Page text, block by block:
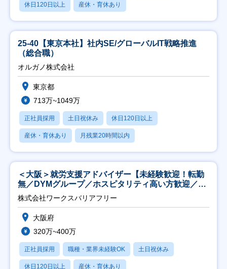
休日120日以上 産休・育休あり
25-40【東京本社】社内SE/グローバルIT戦略推進
（総合職）
オルガノ株式会社
東京都
713万~1049万
正社員採用 土日祝休み 休日120日以上
産休・育休あり 月残業20時間以内
＜大阪＞就労支援アドバイザー【未経験歓迎！転勤
無／DYMグループ／ホスピタリティ高い方歓迎／土
日祝】
株式会社ワークスバリアフリー
大阪府
320万~400万
正社員採用 職種・業界未経験OK 土日祝休み
休日120日以上 産休・育休あり